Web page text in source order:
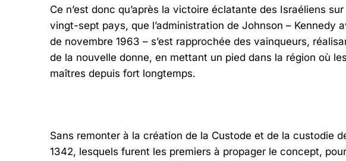
Ce n’est donc qu’après la victoire éclatante des Israéliens
vingt-sept pays, que l’administration de Johnson – Kennedy
de novembre 1963 – s’est rapprochée des vainqueurs,
de la nouvelle donne, en mettant un pied dans la région où
maîtres depuis fort longtemps.
Sans remonter à la création de la Custode et de la custodie
1342, lesquels furent les premiers à propager le concept,